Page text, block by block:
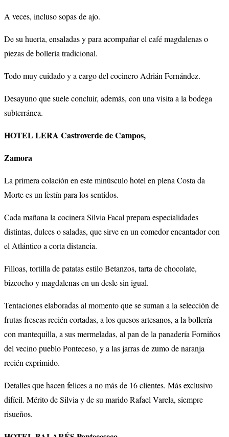
A veces, incluso sopas de ajo.
De su huerta, ensaladas y para acompañar el café magdalenas o
piezas de bollería tradicional.
Todo muy cuidado y a cargo del cocinero Adrián Fernández.
Desayuno que suele concluir, además, con una visita a la bodega
subterránea.
HOTEL LERA Castroverde de Campos,
Zamora
La primera colación en este minúsculo hotel en plena Costa da
Morte es un festín para los sentidos.
Cada mañana la cocinera Silvia Facal prepara especialidades
distintas, dulces o saladas, que sirve en un comedor encantador con
el Atlántico a corta distancia.
Filloas, tortilla de patatas estilo Betanzos, tarta de chocolate,
bizcocho y magdalenas en un desle sin igual.
Tentaciones elaboradas al momento que se suman a la selección de
frutas frescas recién cortadas, a los quesos artesanos, a la bollería
con mantequilla, a sus mermeladas, al pan de la panadería Forniños
del vecino pueblo Ponteceso, y a las jarras de zumo de naranja
recién exprimido.
Detalles que hacen felices a no más de 16 clientes. Más exclusivo
difícil. Mérito de Silvia y de su marido Rafael Varela, siempre
risueños.